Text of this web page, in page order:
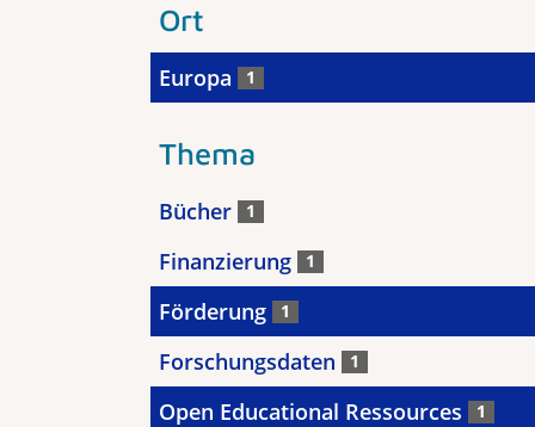
Ort
Europa 1
Thema
Bücher 1
Finanzierung 1
Förderung 1
Forschungsdaten 1
Open Educational Ressources 1